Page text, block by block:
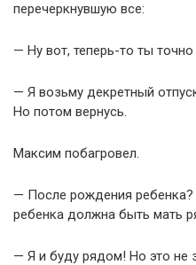
перечеркнувшую все:
— Ну вот, теперь-то ты
— Я возьму декретный
Но потом вернусь.
Максим побагровел.
— После рождения
ребенка должна быть мать
— Я и буду рядом! Но это не